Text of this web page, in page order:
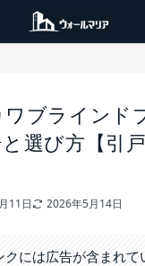
ワブラインド
選び方【引
11日 2026年5月14日
には広告が含まれて